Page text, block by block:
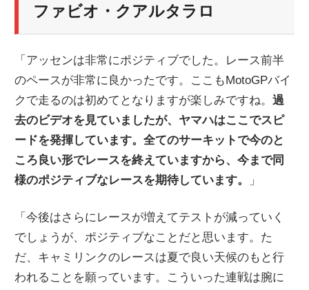
ー
ス
ファビオ・クアルタラロ
「アッセンは非常にポジティブでした。レース前半
のペースが非常に良かったです。ここもMotoGPバイ
クで走るのは初めてとなりますが楽しみですね。過
去のビデオを見ていましたが、ヤマハはここでスピ
ードを発揮しています。全てのサーキットで今のと
ころ良い形でレースを終えていますから、今まで同
様のポジティブなレースを期待しています。
」
「今後はさらにレースが増えてテストが減っていく
でしょうが、ポジティブなことだと思います。た
だ、キャミリンクのレースは夏で良い天候のもと行
われることを願っています。こういった連戦は腕に